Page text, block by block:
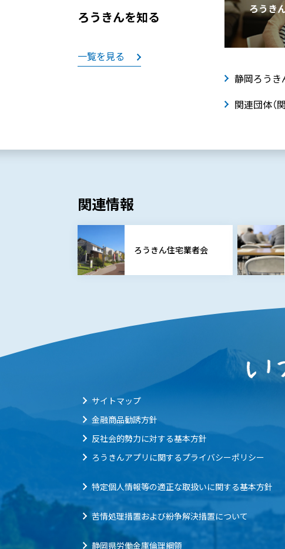
ろうきんを知る
一覧を見る
ろうき
静岡ろうき
関連団体（
関連情報
ろうきん住宅業者会
サイトマップ
金融商品勧誘方針
反社会的勢力に対する基本方針
ろうきんアプリに関するプライバシーポリシー
特定個人情報等の適正な取扱いに関する基本方針
苦情処理措置および紛争解決措置について
静岡県労働金庫倫理綱領